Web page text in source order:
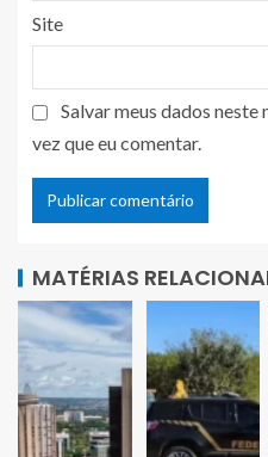
Site
Salvar meus dados
vez que eu comentar.
MATÉRIAS